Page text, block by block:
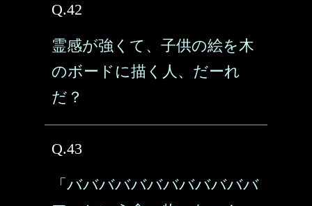
Q.42
霊感が強くて、子供の絵を木
のボードに描く人、だーれ
だ？
Q.43
「ババババババババババババ